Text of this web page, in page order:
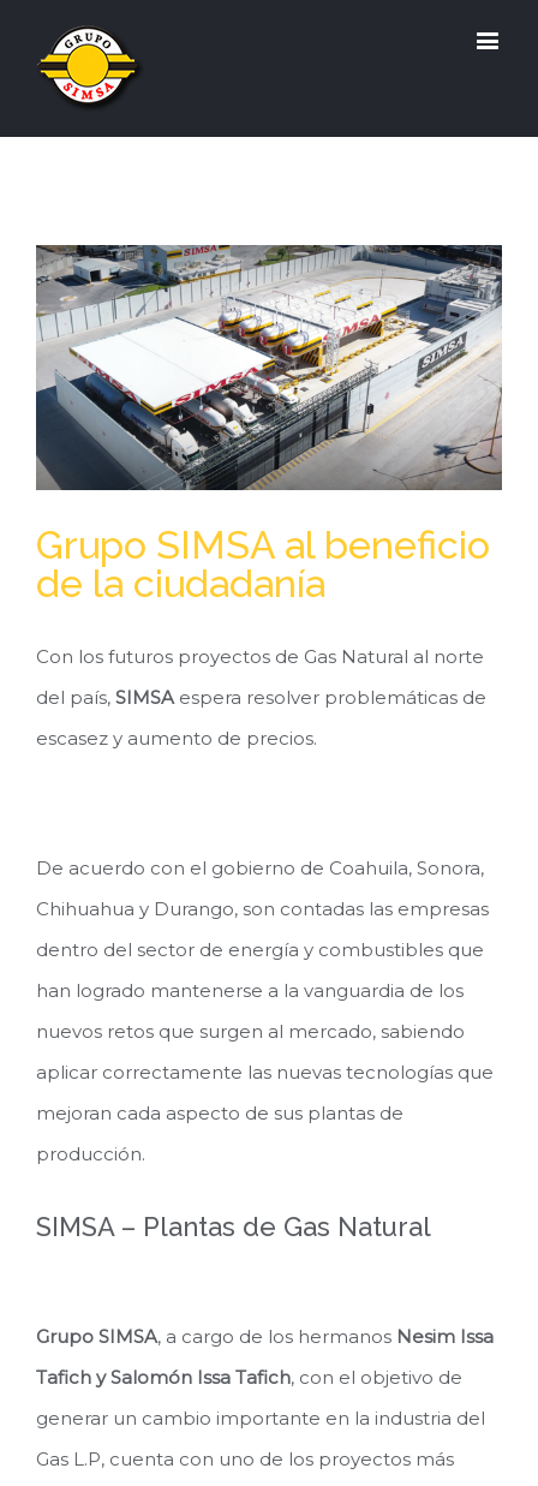
View
Larger
Image
Grupo SIMSA al beneficio
de la ciudadanía
Con los futuros proyectos de Gas Natural al norte
del país, SIMSA espera resolver problemáticas de
escasez y aumento de precios.
De acuerdo con el gobierno de Coahuila, Sonora,
Chihuahua y Durango, son contadas las empresas
dentro del sector de energía y combustibles que
han logrado mantenerse a la vanguardia de los
nuevos retos que surgen al mercado, sabiendo
aplicar correctamente las nuevas tecnologías que
mejoran cada aspecto de sus plantas de
producción.
SIMSA – Plantas de Gas Natural
Grupo SIMSA, a cargo de los hermanos Nesim Issa
Tafich y Salomón Issa Tafich, con el objetivo de
generar un cambio importante en la industria del
Gas L.P, cuenta con uno de los proyectos más